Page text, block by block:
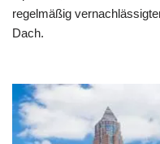
regelmäßig
Dach.